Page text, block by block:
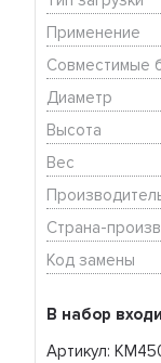
В набор
Артикул:
Применение
Совместимые
Диаметр
Высота
Вес
Страна-
Код замены